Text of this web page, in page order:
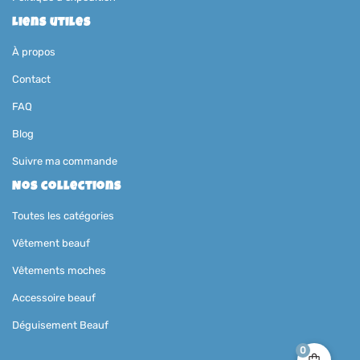
0
Liens utiles
À propos
Contact
FAQ
Blog
Suivre ma commande
Nos collections
Toutes les catégories
Vêtement beauf
Vêtements moches
Accessoire beauf
Déguisement Beauf